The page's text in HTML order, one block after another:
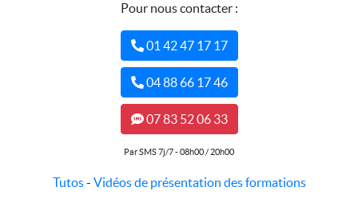
Pour nous contacter :
01 42 47 17 17
04 88 66 17 46
07 83 52 06 33
Par SMS 7j/7 - 08h00 / 20h00
Tutos- Vidéos de présentation des formations